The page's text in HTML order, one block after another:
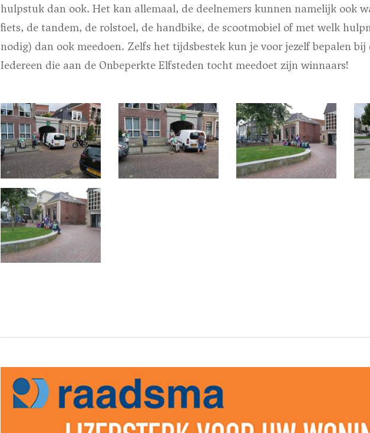
hulpstuk dan ook. Het kan allemaal, de deelnemers kunnen namelijk ook
fiets, de tandem, de rolstoel, de handbike, de scootmobiel of met welk
nodig) dan ook meedoen. Zelfs het tijdsbestek kun je voor jezelf bepalen
Iedereen die aan de Onbeperkte Elfsteden tocht meedoet zijn winnaars!